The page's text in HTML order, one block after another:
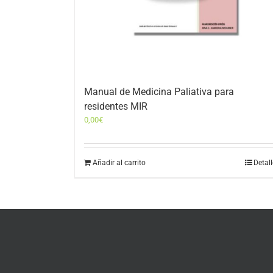
Manual de Medicina Paliativa para
residentes MIR
0,00€
Añadir al carrito